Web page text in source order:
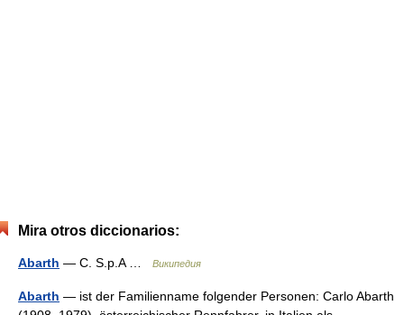
Mira otros diccionarios:
Abarth — C. S.p.A … Википедия
Abarth — ist der Familienname folgender Personen: Carlo Abarth